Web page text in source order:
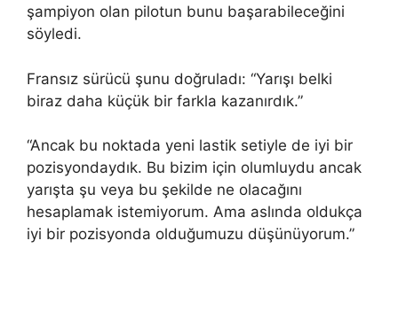
şampiyon olan pilotun bunu başarabileceğini
söyledi.
Fransız sürücü şunu doğruladı: “Yarışı belki
biraz daha küçük bir farkla kazanırdık.”
“Ancak bu noktada yeni lastik setiyle de iyi bir
pozisyondaydık. Bu bizim için olumluydu ancak
yarışta şu veya bu şekilde ne olacağını
hesaplamak istemiyorum. Ama aslında oldukça
iyi bir pozisyonda olduğumuzu düşünüyorum.”